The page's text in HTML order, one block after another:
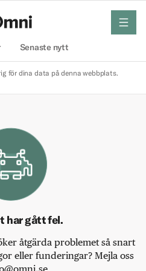
Senaste nytt
meny
för dina data på denna webbplats.
har gått fel.
åtgärda problemet så snart
eller funderingar? Mejla oss